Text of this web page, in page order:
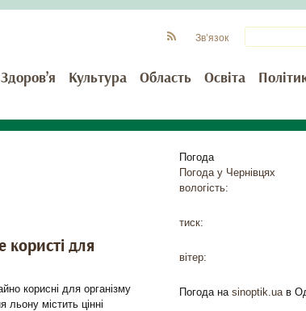
Здоров’я Культура Область Освіта
Зв’язок
користі для
корисні для організму
містить цінні
Погода
Погода у Чернівцях
вологість:
тиск:
вітер:
Погода на sinoptik.uaв